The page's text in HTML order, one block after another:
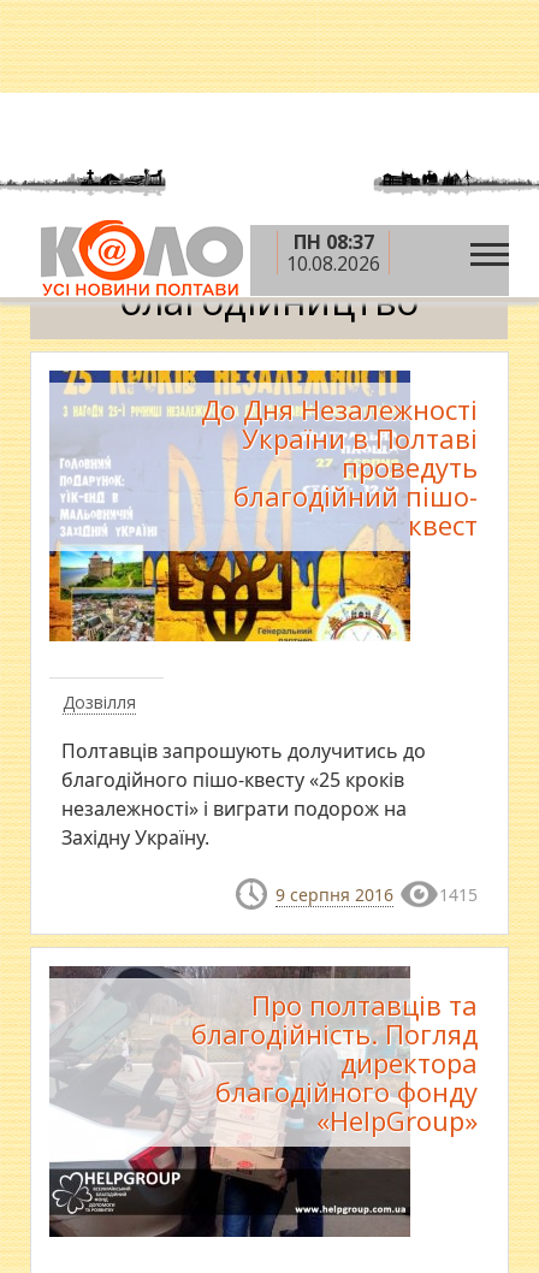
ПН 08:37
10.08.2026
Головна » благодійництво
благодійництво
Дозвілля
До Дня Незалежності
України в Полтаві
проведуть
благодійний пішо-
квест
Полтавців запрошують долучитись до
благодійного пішо-квесту «25 кроків
незалежності» і виграти подорож на
Західну Україну.
9 серпня 2016 1415
Про полтавців та
благодійність. Погляд
директора
благодійного фонду
«HelpGroup»